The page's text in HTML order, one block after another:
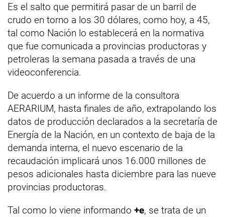
Es el salto que permitirá pasar de un barril de
crudo en torno a los 30 dólares, como hoy, a 45,
tal como Nación lo establecerá en la normativa
que fue comunicada a provincias productoras y
petroleras la semana pasada a través de una
videoconferencia.
De acuerdo a un informe de la consultora
AERARIUM, hasta finales de año, extrapolando los
datos de producción declarados a la secretaría de
Energía de la Nación, en un contexto de baja de la
demanda interna, el nuevo escenario de la
recaudación implicará unos 16.000 millones de
pesos adicionales hasta diciembre para las nueve
provincias productoras.
Tal como lo viene informando +e, se trata de un